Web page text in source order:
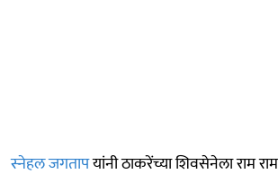
स्नेहल जगतापयांनी ठाकरेंच्या शिवसेनेला राम